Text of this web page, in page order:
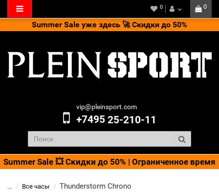
Summer Sale уже здесь 🚀 Скидки до 50%
0
0
vip@pleinsport.com
+749525-210-11
Summer Sale 💥 Скидки до 50% | Ограниченное время
... Bсе часы Thunderstorm Chrono